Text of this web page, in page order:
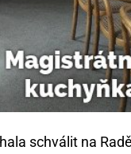
schválit na